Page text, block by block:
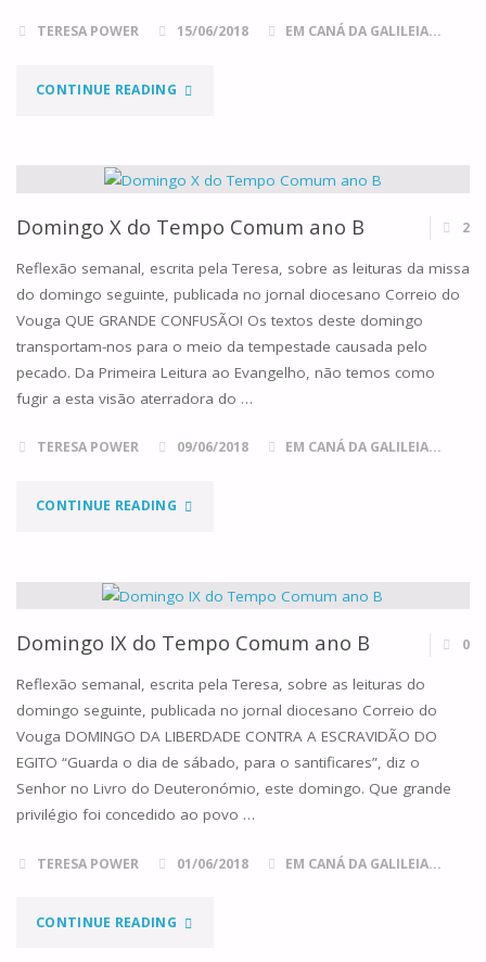
TERESA POWER 15/06/2018 EM CANÁ DA GALILEIA...
CONTINUE READING"DOMINGO
DO
COMUM
ANO
B"
Domingo X do Tempo Comum ano B 2
Reflexão semanal, escrita pela Teresa, sobre as leituras da missa
do domingo seguinte, publicada no jornal diocesano Correio do
Vouga QUE GRANDE CONFUSÃO! Os textos deste domingo
transportam-nos para o meio da tempestade causada pelo
pecado. Da Primeira Leitura ao Evangelho, não temos como
fugir a esta visão aterradora do …
TERESA POWER 09/06/2018 EM CANÁ DA GALILEIA...
CONTINUE READING"DOMINGO
DO
TEMPO
COMUM
ANO
B"
Domingo IX do Tempo Comum ano B 0
Reflexão semanal, escrita pela Teresa, sobre as leituras do
domingo seguinte, publicada no jornal diocesano Correio do
Vouga DOMINGO DA LIBERDADE CONTRA A ESCRAVIDÃO DO
EGITO “Guarda o dia de sábado, para o santificares”, diz o
Senhor no Livro do Deuteronómio, este domingo. Que grande
privilégio foi concedido ao povo …
TERESA POWER 01/06/2018 EM CANÁ DA GALILEIA...
CONTINUE READING"DOMINGO